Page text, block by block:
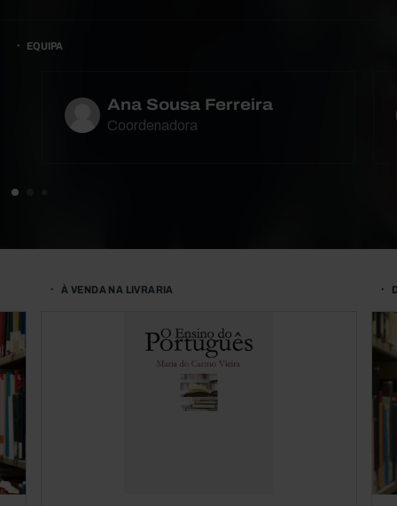
EQUIPA
Ana Sousa Ferreira
Coordenadora
À VENDA NA LIVRARIA